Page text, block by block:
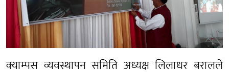
क्याम्पस व्यवस्थापन समिति अध्यक्ष लिलाधर बरालले